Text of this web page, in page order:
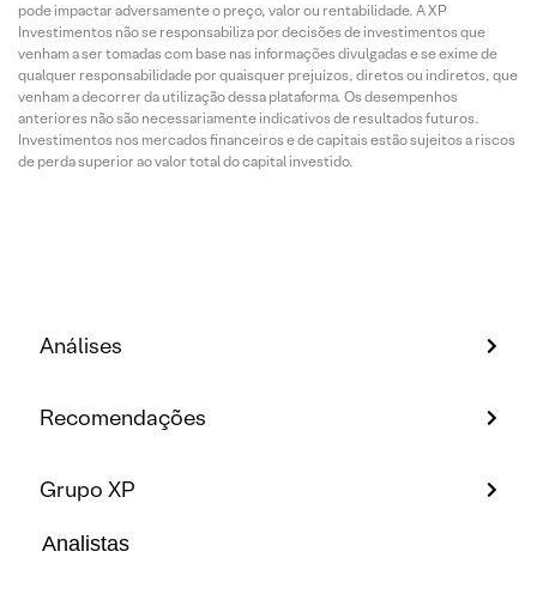
pode impactar adversamente o preço, valor ou rentabilidade. A XP
Investimentos não se responsabiliza por decisões de investimentos que
venham a ser tomadas com base nas informações divulgadas e se exime de
qualquer responsabilidade por quaisquer prejuízos, diretos ou indiretos, que
venham a decorrer da utilização dessa plataforma. Os desempenhos
anteriores não são necessariamente indicativos de resultados futuros.
Investimentos nos mercados financeiros e de capitais estão sujeitos a riscos
de perda superior ao valor total do capital investido.
Análises
Recomendações
Grupo XP
Analistas